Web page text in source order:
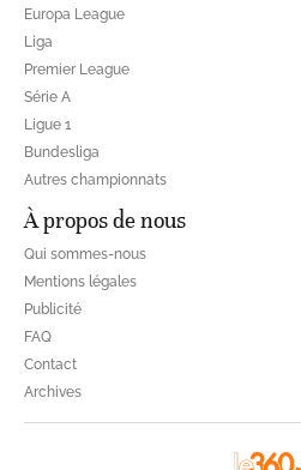
Europa League
Liga
Premier League
Série A
Ligue 1
Bundesliga
Autres championnats
À propos de nous
Qui sommes-nous
Mentions légales
Publicité
FAQ
Contact
Archives